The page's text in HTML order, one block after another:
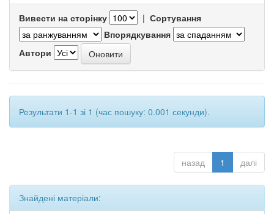
Вивести на сторінку | Сортування
Впорядкування
Автори
Результати 1-1 зі 1 (час пошуку: 0.001 секунди).
назад 1 далі
Знайдені матеріали: